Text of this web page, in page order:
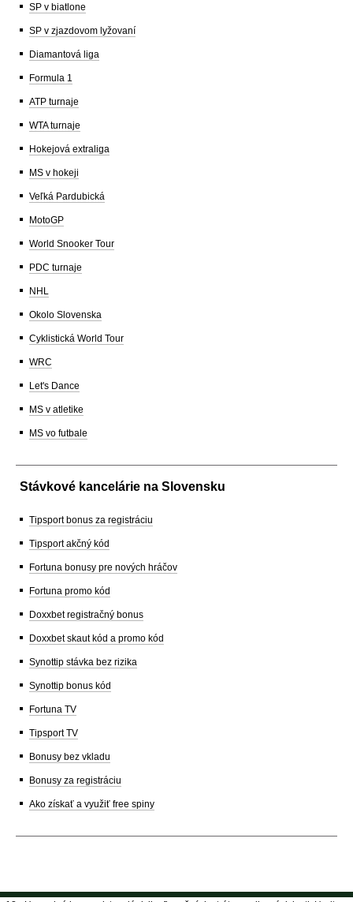
SP v biatlone
SP v zjazdovom lyžovaní
Diamantová liga
Formula 1
ATP turnaje
WTA turnaje
Hokejová extraliga
MS v hokeji
Veľká Pardubická
MotoGP
World Snooker Tour
PDC turnaje
NHL
Okolo Slovenska
Cyklistická World Tour
WRC
Let's Dance
MS v atletike
MS vo futbale
Stávkové kancelárie na Slovensku
Tipsport bonus za registráciu
Tipsport akčný kód
Fortuna bonusy pre nových hráčov
Fortuna promo kód
Doxxbet registračný bonus
Doxxbet skaut kód a promo kód
Synottip stávka bez rizika
Synottip bonus kód
Fortuna TV
Tipsport TV
Bonusy bez vkladu
Bonusy za registráciu
Ako získať a využiť free spiny